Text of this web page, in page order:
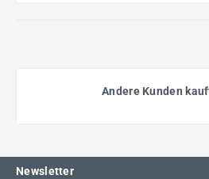
Andere Kunden
Newsletter